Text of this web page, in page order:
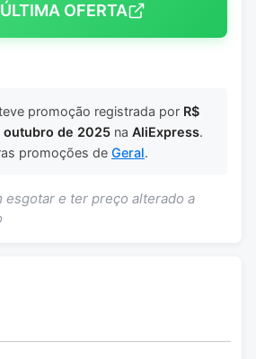
OFERTA
promoção registrada por R$
outubro de 2025 na AliExpress.
promoções de Geral.
esgotar e ter preço alterado a